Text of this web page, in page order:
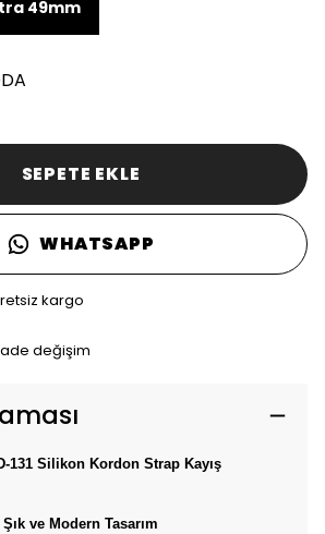
49mm
SEPETE EKLE
WHATSAPP
kargo
değişim
131 Silikon Kordon Strap Kayış
Şık ve Modern Tasarım